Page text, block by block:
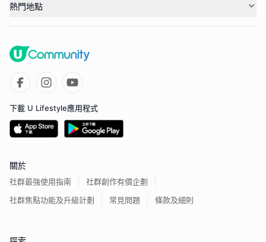
熱門地點
下載 U Lifestyle應用程式
關於
社群最強使用指南
社群創作有價企劃
社群焦點功能及升級計劃
常見問題 條款及細則